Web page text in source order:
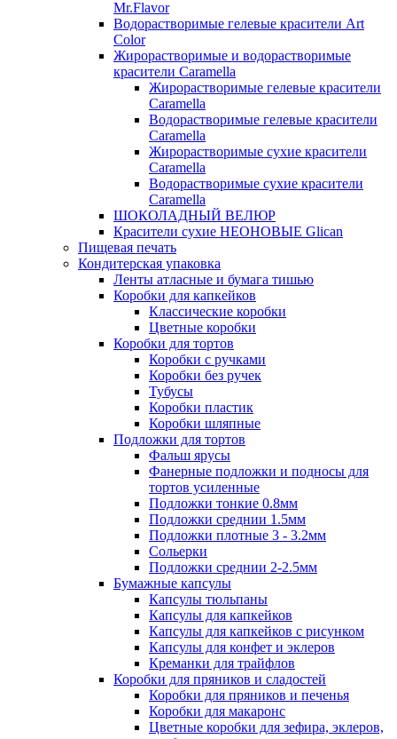
Mr.Flavor
Водорастворимые гелевые красители Art
Color
Жирорастворимые и водорастворимые
красители Caramella
Жирорастворимые гелевые красители
Caramella
Водорастворимые гелевые красители
Caramella
Жирорастворимые сухие красители
Caramella
Водорастворимые сухие красители
Caramella
ШОКОЛАДНЫЙ ВЕЛЮР
Красители сухие НЕОНОВЫЕ Glican
Пищевая печать
Кондитерская упаковка
Ленты атласные и бумага тишью
Коробки для капкейков
Классические коробки
Цветные коробки
Коробки для тортов
Коробки с ручками
Коробки без ручек
Тубусы
Коробки пластик
Коробки шляпные
Подложки для тортов
Фальш ярусы
Фанерные подложки и подносы для
тортов усиленные
Подложки тонкие 0.8мм
Подложки среднии 1.5мм
Подложки плотные 3 - 3.2мм
Сольерки
Подложки среднии 2-2.5мм
Бумажные капсулы
Капсулы тюльпаны
Капсулы для капкейков
Капсулы для капкейков с рисунком
Капсулы для конфет и эклеров
Креманки для трайфлов
Коробки для пряников и сладостей
Коробки для пряников и печенья
Коробки для макаронс
Цветные коробки для зефира, эклеров,